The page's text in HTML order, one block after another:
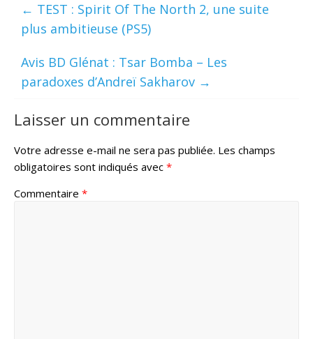
← TEST : Spirit Of The North 2, une suite
plus ambitieuse (PS5)
Avis BD Glénat : Tsar Bomba – Les
paradoxes d’Andreï Sakharov →
Laisser un commentaire
Votre adresse e-mail ne sera pas publiée. Les champs
obligatoires sont indiqués avec *
Commentaire *